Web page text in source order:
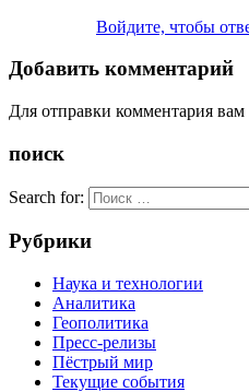
Войдите, чтобы
Добавить комментарий
Для отправки комментария
поиск
Search for:
Рубрики
Наука и технологии
Аналитика
Геополитика
Пресс-релизы
Пёстрый мир
Текущие события